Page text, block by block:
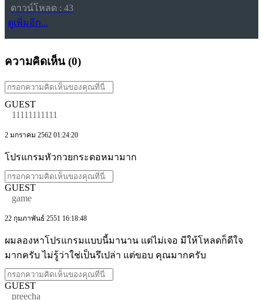
ดาวน์โหลด : 43
ดูเพิ่มอีก...
ความคิดเห็น (0)
GUEST
11111111111
2 มกราคม 2562 01:24:20
โปรแกรมหัวกวยกระดอหมามาก
GUEST
game
22 กุมภาพันธ์ 2551 16:18:48
ผมลองหาโปรแกรมแบบนี้มานาน แต่ไม่เจอ มีให้โหลดก็ดีใจ
มากครับ ไม่รู้ว่าใช่เป็นรึเปล่า แต่ขอบ คุณมากครับ
GUEST
preecha